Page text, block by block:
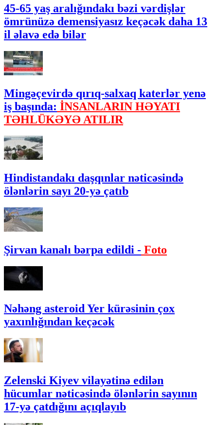
45-65 yaş aralığındakı bəzi vərdişlər
ömrünüzə demensiyasız keçəcək daha 13
il əlavə edə bilər
Mingəçevirdə qırıq-salxaq katerlər yenə
iş başında: İNSANLARIN HƏYATI
TƏHLÜKƏYƏ ATILIR
Hindistandakı daşqınlar nəticəsində
ölənlərin sayı 20-yə çatıb
Şirvan kanalı bərpa edildi - Foto
Nəhəng asteroid Yer kürəsinin çox
yaxınlığından keçəcək
Zelenski Kiyev vilayətinə edilən
hücumlar nəticəsində ölənlərin sayının
17-yə çatdığını açıqlayıb